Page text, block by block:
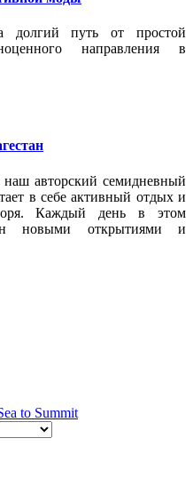
долгий путь от простой
направления в
авторский семидневный
в себе активный отдых и
Каждый день в этом
новыми открытиями и
to Summit